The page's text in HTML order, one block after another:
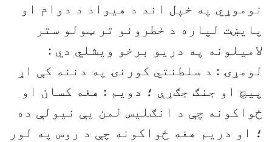
نوموړي په خپل اند د هيواد د دوام او
پايښت لپاره د خطرونو تر ټولو ستر
لاميلونه په دريو برخو ويشلي دي :
لومړۍ : د سلطنتي کورنۍ په دننه کې اړ
پيچ او جنګ جګړې ؛ دويم : هغه کسان او
ځواکونه چې د انګليس لمن يې نيولې ده
؛ او دريم هغه ځواکونه چې د روس په لور